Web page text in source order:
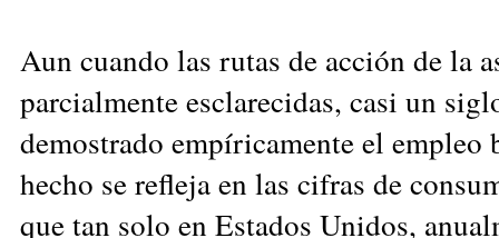
Aun cuando las rutas de acción de la
parcialmente esclarecidas, casi un
demostrado empíricamente el empleo
hecho se refleja en las cifras de
que tan solo en Estados Unidos,